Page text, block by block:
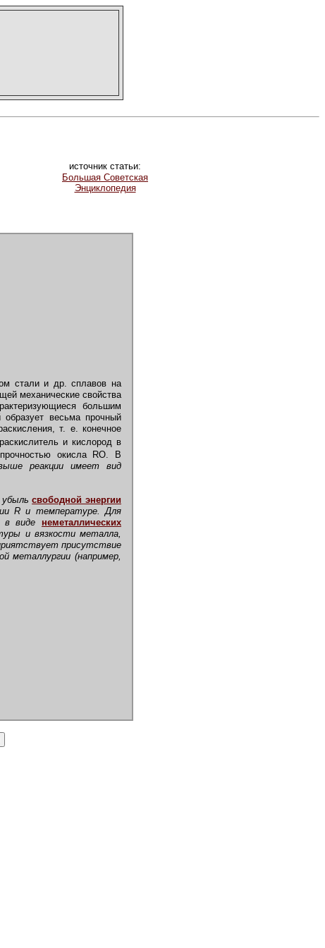
источник статьи:
Большая Советская
Энциклопедия
стали и др. сплавов на
механические свойства
большим
весьма прочный
т. е. конечное
и кислород в
окисла RO. В
реакции имеет вид
убыльсвободной энергии
R и температуре. Для
в виде неметаллических
и вязкости металла,
присутствие
металлургии (например,